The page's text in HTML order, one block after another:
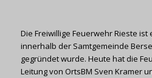
Die Freiwillige Feuerwehr Rieste
innerhalb der Samtgemeinde
gegründet wurde. Heute hat die
Leitung von OrtsBM Sven Kramer